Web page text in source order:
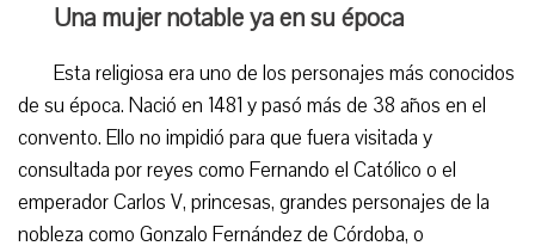
Una mujer notable ya en su época
Esta religiosa era uno de los personajes más conocidos
de su época. Nació en 1481 y pasó más de 38 años en el
convento. Ello no impidió para que fuera visitada y
consultada por reyes como Fernando el Católico o el
emperador Carlos V, princesas, grandes personajes de la
nobleza como Gonzalo Fernández de Córdoba, o